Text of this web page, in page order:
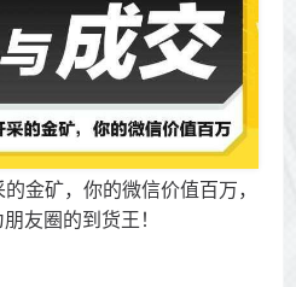
金矿，你的微信价值百万，
友圈的到货王！